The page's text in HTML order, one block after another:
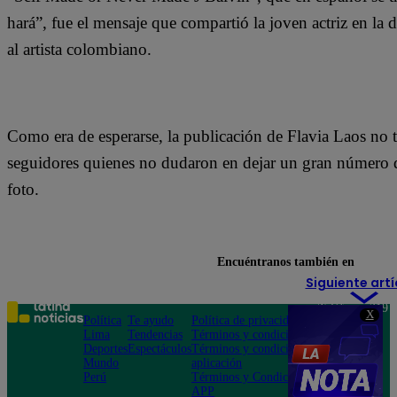
X
hará”, fue el mensaje que compartió la joven actriz en la
al artista colombiano.
Como era de esperarse, la publicación de Flavia Laos no
seguidores quienes no dudaron en dejar un gran
foto.
Siguiente
Encuéntranos también en
Política
Lima
Deportes
Mundo
Perú
Te ayudo
Tendencias
Espectáculos
Política de privacidad
Términos y condiciones
Términos y condiciones
aplicación
Términos y Condiciones
APP
Teléfono: 219
Av. San
Felipe 968
Jesús María